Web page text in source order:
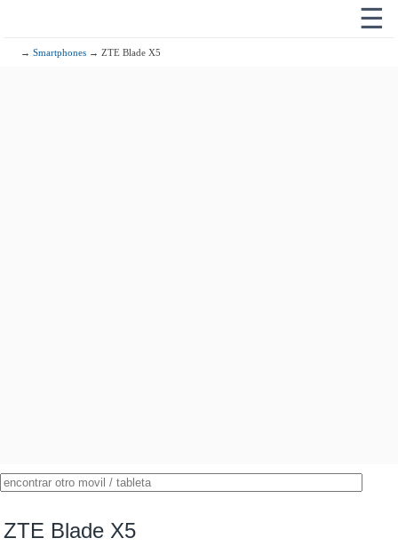
☰
→Smartphones → ZTE Blade X5
ZTE Blade X5